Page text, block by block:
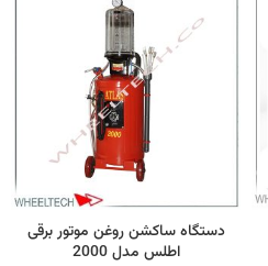
دستگاه ساکشن روغن موتور برقی
اطلس مدل 2000